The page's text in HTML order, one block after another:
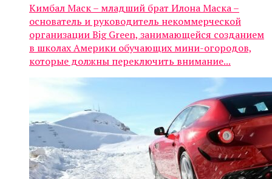
Кимбал Маск – младший брат Илона Маска –
основатель и руководитель некоммерческой
организации Big Green, занимающейся созданием
в школах Америки обучающих мини-огородов,
которые должны переключить внимание...